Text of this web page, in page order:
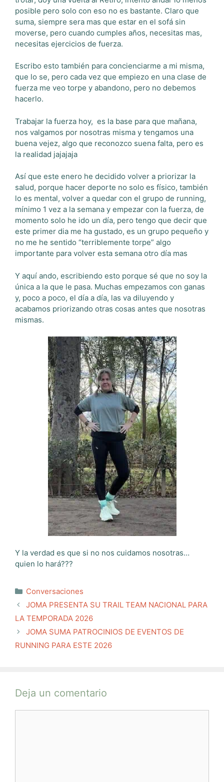
posible pero solo con eso no es bastante. Claro que
suma, siempre sera mas que estar en el sofá sin
moverse, pero cuando cumples años, necesitas mas,
necesitas ejercicios de fuerza.
Escribo esto también para concienciarme a mi misma,
que lo se, pero cada vez que empiezo en una clase de
fuerza me veo torpe y abandono, pero no debemos
hacerlo.
Trabajar la fuerza hoy, es la base para que mañana,
nos valgamos por nosotras misma y tengamos una
buena vejez, algo que reconozco suena falta, pero es
la realidad jajajaja
Así que este enero he decidido volver a priorizar la
salud, porque hacer deporte no solo es físico, también
lo es mental, volver a quedar con el grupo de running,
mínimo 1 vez a la semana y empezar con la fuerza, de
momento solo he ido un día, pero tengo que decir que
este primer dia me ha gustado, es un grupo pequeño y
no me he sentido “terriblemente torpe” algo
importante para volver esta semana otro día mas
Y aquí ando, escribiendo esto porque sé que no soy la
única a la que le pasa. Muchas empezamos con ganas
y, poco a poco, el día a día, las va diluyendo y
acabamos priorizando otras cosas antes que nosotras
mismas.
Y la verdad es que si no nos cuidamos nosotras…
quien lo hará???
Categorías
Conversaciones
JOMA PRESENTA SU TRAIL TEAM NACIONAL PARA
LA TEMPORADA 2026
JOMA SUMA PATROCINIOS DE EVENTOS DE
RUNNING PARA ESTE 2026
Deja un comentario